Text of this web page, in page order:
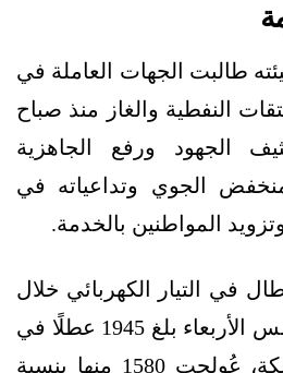
طالبت الجهات العاملة في
النفطية والغاز منذ صباح
الجهود ورفع الجاهزية
الجوي وتداعياته في
المواطنين بالخدمة.
في التيار الكهربائي خلال
24 ساعة منذ صباح أمس الأربعاء بلغ 1945 عطلًا في
مختلف مناطق المملكة، عُولجت 1580 منها بنسبة